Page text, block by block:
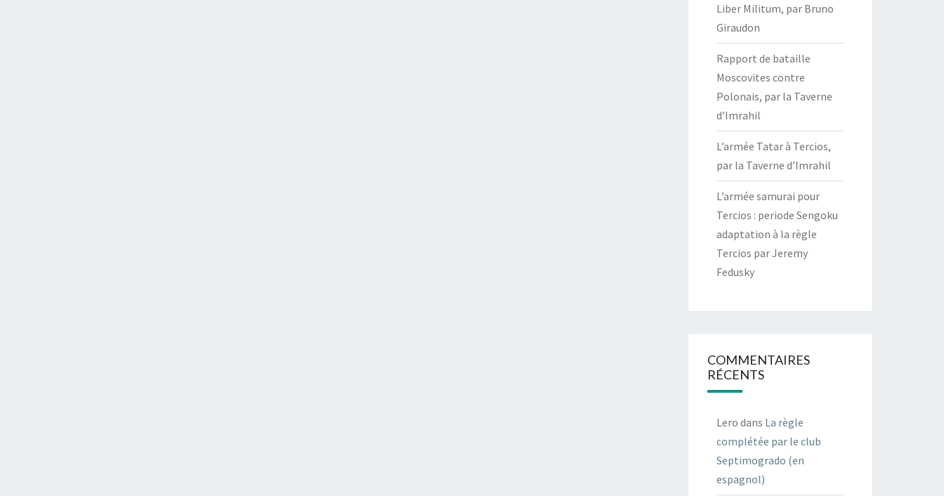
Liber Militum, par Bruno
Giraudon
Rapport de bataille
Moscovites contre
Polonais, par la Taverne
d’Imrahil
L’armée Tatar à Tercios,
par la Taverne d’Imrahil
L’armée samurai pour
Tercios : periode Sengoku
adaptation à la règle
Tercios par Jeremy
Fedusky
COMMENTAIRES
RÉCENTS
Lero dans La règle
complétée par le club
Septimogrado (en
espagnol)